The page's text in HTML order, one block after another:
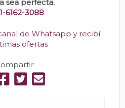
sea perfecta.
6162-3088
de Whatsapp y recibí
ofertas